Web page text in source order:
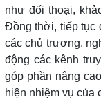
như đối thoại,
Đồng thời, tiếp tục
các chủ trương,
động các kênh
góp phần nâng
hiện nhiệm vụ của